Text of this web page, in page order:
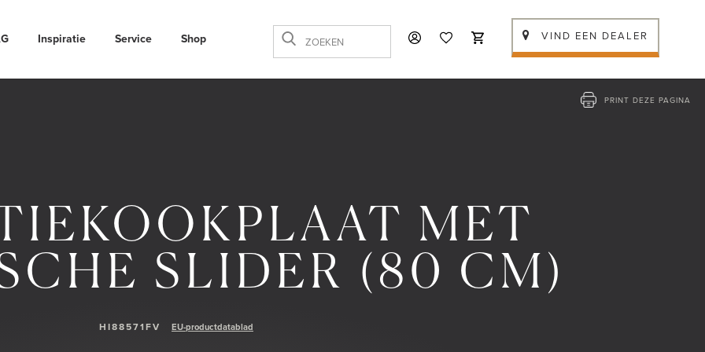
Inspiratie Service Shop VIND EEN DEALER
PRINT DEZE PAGINA
MET
SLIDER (80 CM)
HI88571FV EU-productdatablad